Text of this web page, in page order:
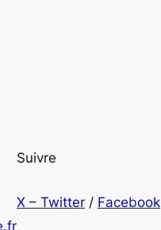
Suivre
X – Twitter / Facebook